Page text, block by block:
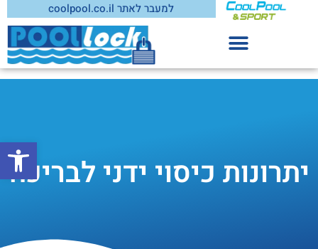
למעבר לאתר coolpool.co.il
יתרונות כיסוי ידני לבריכה
פתח